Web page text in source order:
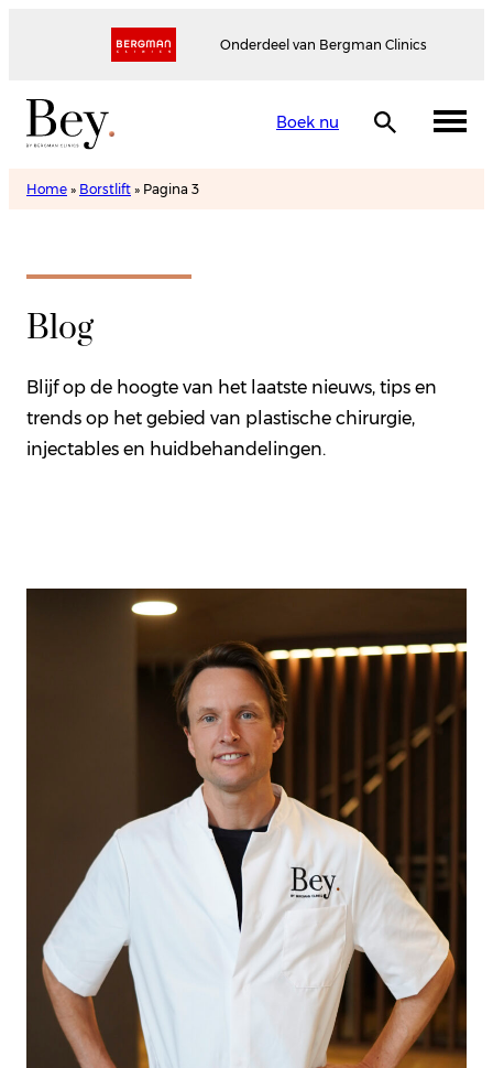
Onderdeel van Bergman Clinics
Boek nu
Home » Borstlift » Pagina 3
Blog
Blijf op de hoogte van het laatste nieuws, tips en
trends op het gebied van plastische chirurgie,
injectables en huidbehandelingen.